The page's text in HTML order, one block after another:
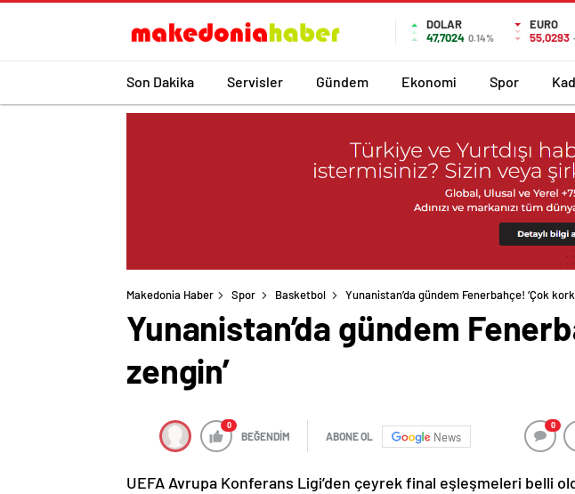
DOLAR
47,7024 0.14%
EURO
55,0293
Son Dakika Servisler Gündem Ekonomi Spor
Makedonia Haber Spor Basketbol Yunanistan’da gündem Fenerbahçe! ‘Çok
Yunanistan’da gündem
zengin’
0
BEĞENDİM ABONE OL News
0
UEFA Avrupa Konferans Ligi’den çeyrek final eşleşmeleri belli